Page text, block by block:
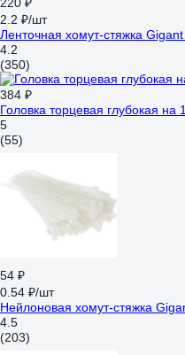
2.2 ₽/шт
Ленточная хомут-стяжка
4.2
(350)
384 ₽
Головка торцевая глубокая
5
(55)
54 ₽
0.54 ₽/шт
Нейлоновая хомут-стяжка
4.5
(203)